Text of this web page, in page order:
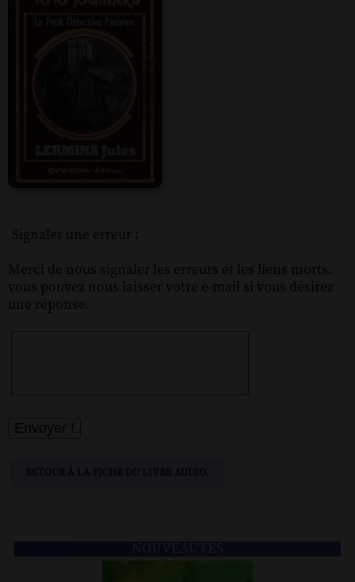
Signaler une erreur :
Merci de nous signaler les erreurs et les liens morts.
vous pouvez nous laisser votre e-mail si vous désirez
une réponse.